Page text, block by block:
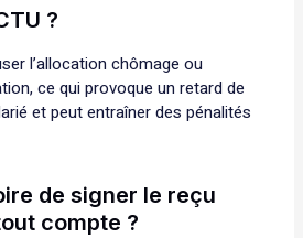
?
l’allocation chômage ou
ce qui provoque un retard de
et peut entraîner des pénalités
de signer le reçu
compte ?